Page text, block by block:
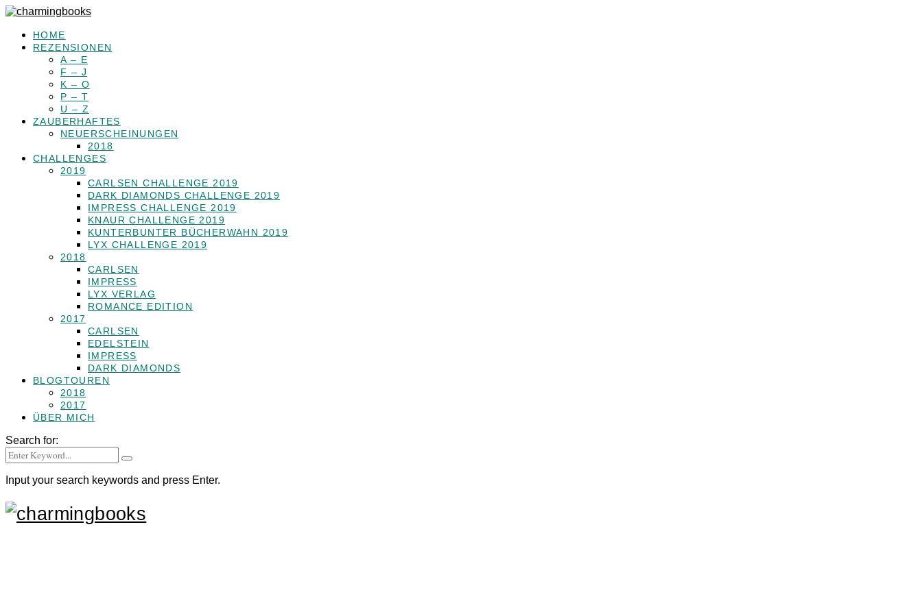
HOME
REZENSIONEN
A – E
F – J
K – O
P – T
U – Z
ZAUBERHAFTES
NEUERSCHEINUNGEN
2018
CHALLENGES
2019
CARLSEN CHALLENGE 2019
DARK DIAMONDS CHALLENGE 2019
IMPRESS CHALLENGE 2019
KNAUR CHALLENGE 2019
KUNTERBUNTER BÜCHERWAHN 2019
LYX CHALLENGE 2019
2018
CARLSEN
IMPRESS
LYX VERLAG
ROMANCE EDITION
2017
CARLSEN
EDELSTEIN
IMPRESS
DARK DIAMONDS
BLOGTOUREN
2018
2017
ÜBER MICH
Search for:
Input your search keywords and press Enter.